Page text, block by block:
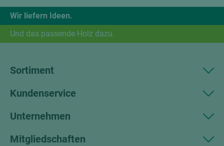
Wir liefern Ideen.
Und das passende Holz dazu.
Sortiment
Kundenservice
Unternehmen
Mitgliedschaften